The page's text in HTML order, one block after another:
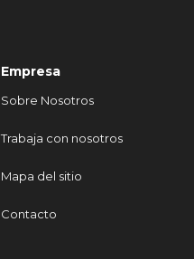
Empresa
Sobre Nosotros
Trabaja con nosotros
Mapa del sitio
Contacto